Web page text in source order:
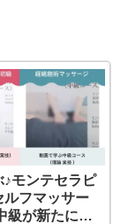
♪モンテセラピ
ルフマッサー
級が新たに誕